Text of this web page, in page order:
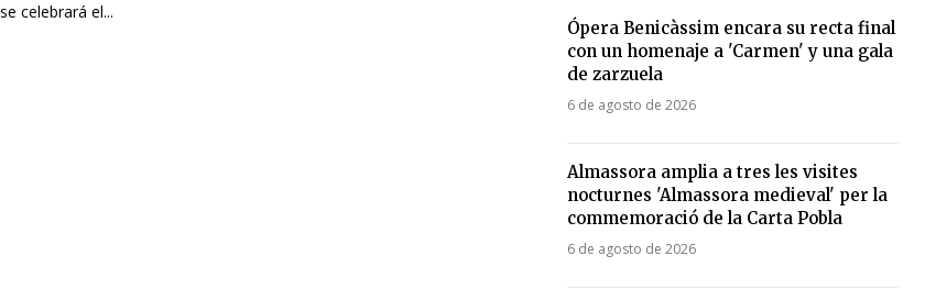
celebrará el...
Ópera Benicàssim encara su recta final
con un homenaje a 'Carmen' y una gala
de zarzuela
6 de agosto de 2026
Almassora amplia a tres les visites
nocturnes 'Almassora medieval' per la
commemoració de la Carta Pobla
6 de agosto de 2026